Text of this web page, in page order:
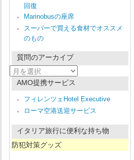
回復
Marinobusの座席
スーパーで買える食材でオススメ
のもの
質問のアーカイブ
質
問
AMO提携サービス
フィレンツェHotel Executive
ローマ空港送迎サービス
イタリア旅行に便利な持ち物
防犯対策グッズ